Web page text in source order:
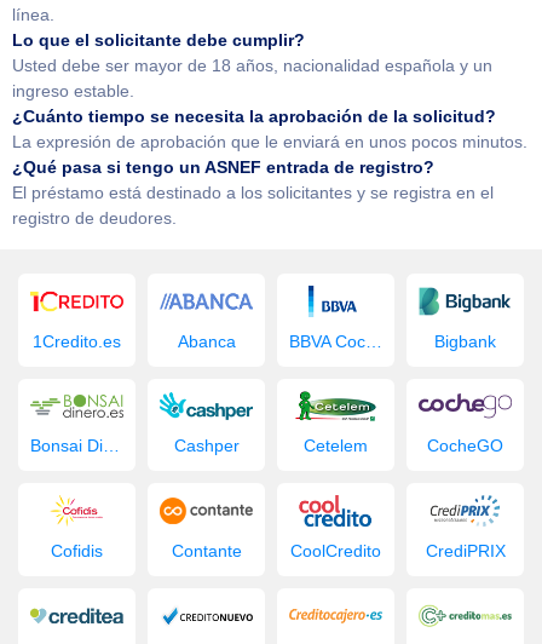
línea.
Lo que el solicitante debe cumplir?
Usted debe ser mayor de 18 años, nacionalidad española y un
ingreso estable.
¿Cuánto tiempo se necesita la aprobación de la solicitud?
La expresión de aprobación que le enviará en unos pocos minutos.
¿Qué pasa si tengo un ASNEF entrada de registro?
El préstamo está destinado a los solicitantes y se registra en el
registro de deudores.
1Credito.es Abanca Bigbank
Bonsai Dinero Cashper Cetelem CocheGO
Cofidis Contante CoolCredito CrediPRIX